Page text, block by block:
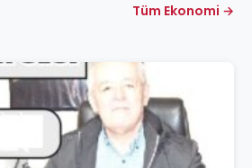
Tüm Ekonomi →